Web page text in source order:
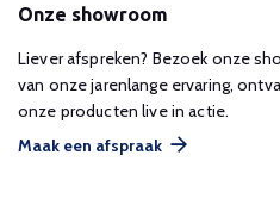
Onze showroom
Liever afspreken? Bezoek onze
van onze jarenlange ervaring,
onze producten live in actie.
Maak een afspraak